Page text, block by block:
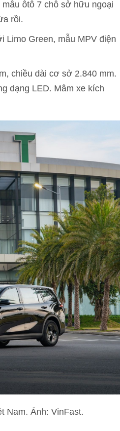
ôtô 7 chỗ sở hữu ngoại
rồi.
Limo Green, mẫu MPV điện
chiều dài cơ sở 2.840 mm.
dạng LED. Mâm xe kích
Nam. Ảnh: VinFast.